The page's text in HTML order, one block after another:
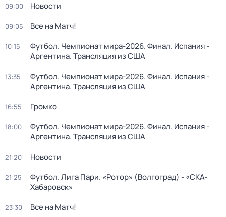
09:00 Новости
09:05 Все на Матч!
10:15
Футбол. Чемпионат мира-2026. Финал. Испания -
Аргентина. Трансляция из США
13:35
Футбол. Чемпионат мира-2026. Финал. Испания -
Аргентина. Трансляция из США
16:55 Громко
18:00
Футбол. Чемпионат мира-2026. Финал. Испания -
Аргентина. Трансляция из США
21:20 Новости
21:25
Футбол. Лига Пари. «Ротор» (Волгоград) - «СКА-
Хабаровск»
23:30 Все на Матч!